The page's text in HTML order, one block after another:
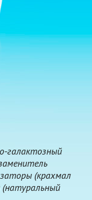
галактозный
(крахмал
(натуральный